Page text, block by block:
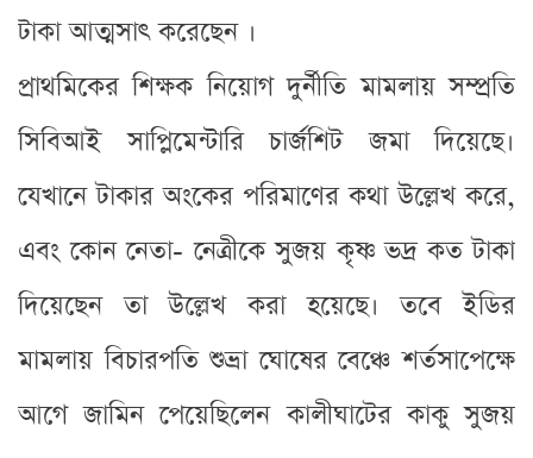
টাকা আত্মসাৎ করেছেন ।
প্রাথমিকের শিক্ষক নিয়োগ দুর্নীতি মামলায় সম্প্রতি
সিবিআই সাপ্লিমেন্টারি চার্জশিট জমা দিয়েছে।
যেখানে টাকার অংকের পরিমাণের কথা উল্লেখ করে,
এবং কোন নেতা- নেত্রীকে সুজয় কৃষ্ণ ভদ্র কত টাকা
দিয়েছেন তা উল্লেখ করা হয়েছে। তবে ইডির
মামলায় বিচারপতি শুভ্রা ঘোষের বেঞ্চে শর্তসাপেক্ষে
আগে জামিন পেয়েছিলেন কালীঘাটের কাকু সুজয়